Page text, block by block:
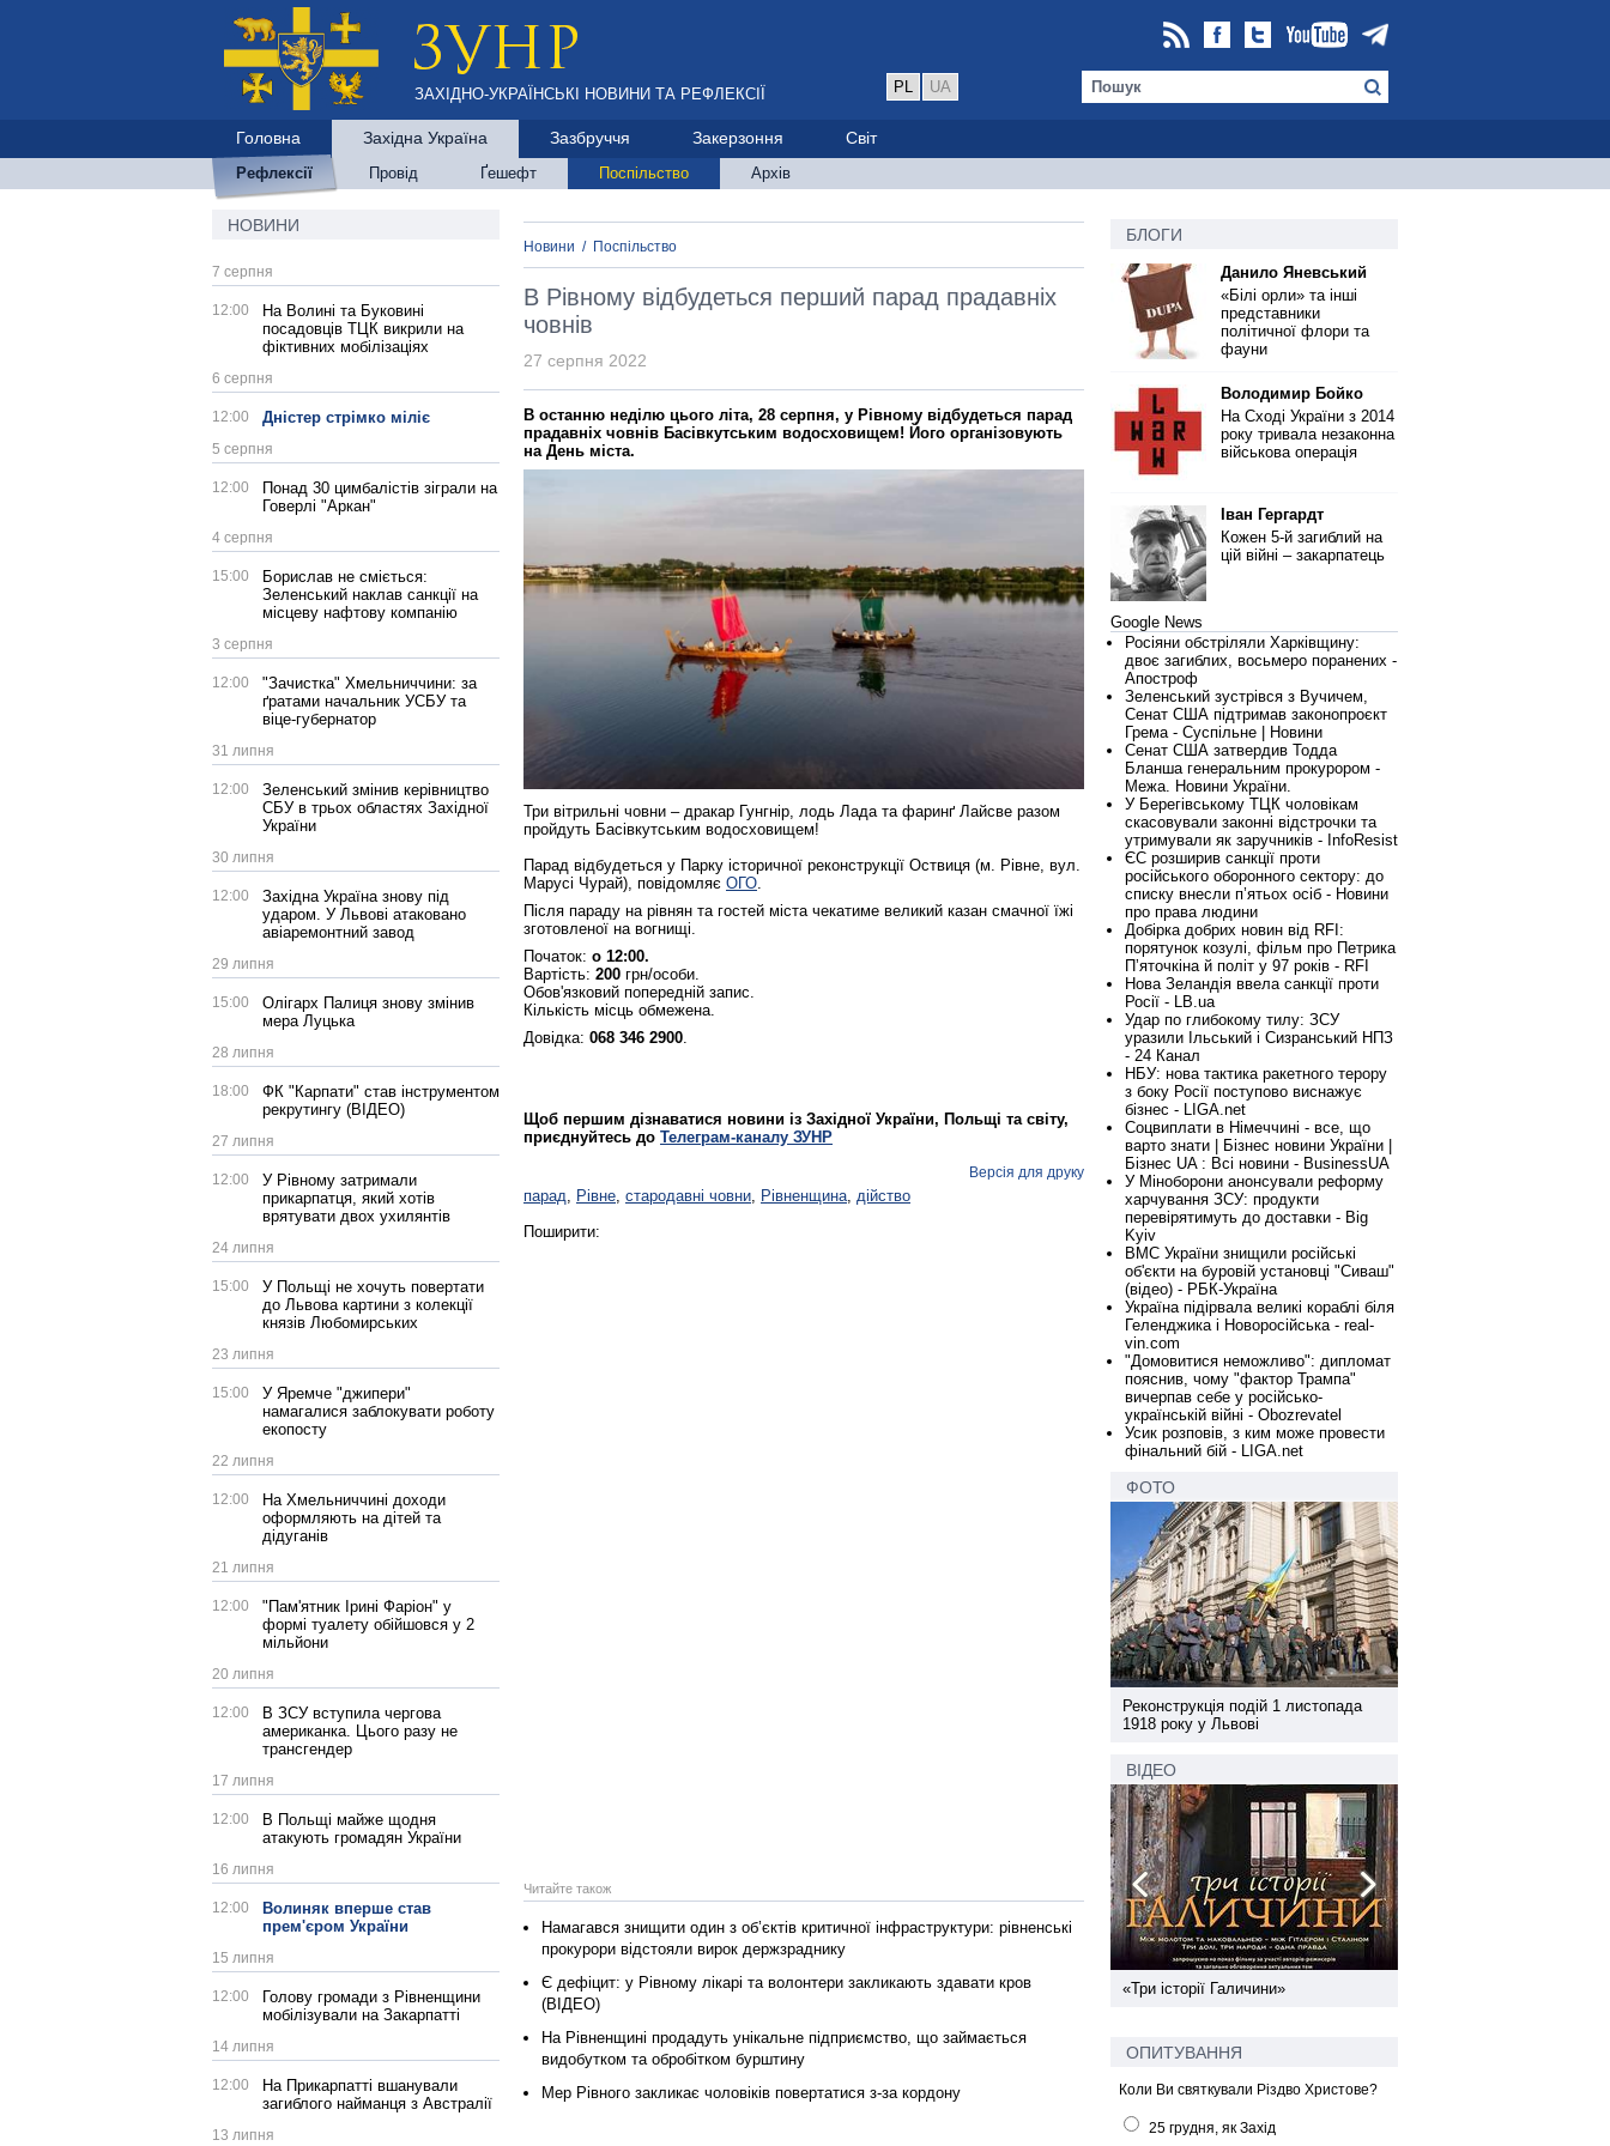
ЗАХІДНО-УКРАЇНСЬКІ НОВИНИ ТА РЕФЛЕКСІЇ PL UA
Головна Західна Україна Зазбруччя Закерзоння Світ
Рефлексії Провід Ґешефт Поспільство Архів
НОВИНИ
7 серпня
12:00
На Волині та Буковині
посадовців ТЦК викрили на
фіктивних мобілізаціях
6 серпня
12:00 Дністер стрімко міліє
5 серпня
12:00
Понад 30 цимбалістів зіграли на
Говерлі "Аркан"
4 серпня
15:00
Борислав не сміється:
Зеленський наклав санкції на
місцеву нафтову компанію
3 серпня
12:00
"Зачистка" Хмельниччини: за
ґратами начальник УСБУ та
віце-губернатор
31 липня
12:00
Зеленський змінив керівництво
СБУ в трьох областях Західної
України
30 липня
12:00
Західна Україна знову під
ударом. У Львові атаковано
авіаремонтний завод
29 липня
15:00
Олігарх Палиця знову змінив
мера Луцька
28 липня
18:00
ФК "Карпати" став інструментом
рекрутингу (ВІДЕО)
27 липня
12:00
У Рівному затримали
прикарпатця, який хотів
врятувати двох ухилянтів
24 липня
15:00
У Польщі не хочуть повертати
до Львова картини з колекції
князів Любомирських
23 липня
15:00
У Яремче "джипери"
намагалися заблокувати роботу
екопосту
22 липня
12:00
На Хмельниччині доходи
оформляють на дітей та
дідуганів
21 липня
12:00
"Пам'ятник Ірині Фаріон" у
формі туалету обійшовся у 2
мільйони
20 липня
12:00
В ЗСУ вступила чергова
американка. Цього разу не
трансгендер
17 липня
12:00
В Польщі майже щодня
атакують громадян України
16 липня
12:00
Волиняк вперше став
прем'єром України
15 липня
12:00
Голову громади з Рівненщини
мобілізували на Закарпатті
14 липня
12:00
На Прикарпатті вшанували
загиблого найманця з Австралії
13 липня
Новини / Поспільство
В Рівному відбудеться перший парад прадавніх
човнів
27 серпня 2022
В останню неділю цього літа, 28 серпня, у Рівному відбудеться парад
прадавніх човнів Басівкутським водосховищем! Його організовують
на День міста.
Три вітрильні човни – дракар Гунгнір, лодь Лада та фаринґ Лайсве разом
пройдуть Басівкутським водосховищем!
Парад відбудеться у Парку історичної реконструкції Оствиця (м. Рівне, вул.
Марусі Чурай), повідомляє ОГО
Після параду на рівнян та гостей міста чекатиме великий казан смачної їжі
зготовленої на вогнищі.
Початок: о 12:00.
Вартість: 200 грн/особи.
Обов'язковий попередній запис.
Кількість місць обмежена.
Довідка: 068 346 2900
Щоб першим дізнаватися новини із Західної України, Польщі та світу,
приєднуйтесь до Телеграм-каналу ЗУНР
Версія для друку
парад Рівне стародавні човни Рівненщина дійство
Поширити:
Читайте також
Намагався знищити один з об’єктів критичної інфраструктури: рівненські
прокурори відстояли вирок держзраднику
Є дефіцит: у Рівному лікарі та волонтери закликають здавати кров
(ВІДЕО)
На Рівненщині продадуть унікальне підприємство, що займається
видобутком та обробітком бурштину
Мер Рівного закликає чоловіків повертатися з-за кордону
БЛОГИ
Данило Яневський
«Білі орли» та інші
представники
політичної флори та
фауни
Володимир Бойко
На Сході України з 2014
року тривала незаконна
військова операція
Іван Гергардт
Кожен 5-й загиблий на
цій війні – закарпатець
Google News
Росіяни обстріляли Харківщину:
двоє загиблих, восьмеро поранених -
Апостроф
Зеленський зустрівся з Вучичем,
Сенат США підтримав законопроєкт
Грема - Суспільне | Новини
Сенат США затвердив Тодда
Бланша генеральним прокурором -
Межа. Новини України.
У Берегівському ТЦК чоловікам
скасовували законні відстрочки та
утримували як заручників - InfoResist
ЄС розширив санкції проти
російського оборонного сектору: до
списку внесли п’ятьох осіб - Новини
про права людини
Добірка добрих новин від RFI:
порятунок козулі, фільм про Петрика
Пʼяточкіна й політ у 97 років - RFI
Нова Зеландія ввела санкції проти
Росії - LB.ua
Удар по глибокому тилу: ЗСУ
уразили Ільський і Сизранський НПЗ
- 24 Канал
НБУ: нова тактика ракетного терору
з боку Росії поступово виснажує
бізнес - LIGA.net
Соцвиплати в Німеччині - все, що
варто знати | Бізнес новини України |
Бізнес UA : Всі новини - BusinessUA
У Міноборони анонсували реформу
харчування ЗСУ: продукти
перевірятимуть до доставки - Big
Kyiv
ВМС України знищили російські
об'єкти на буровій установці "Сиваш"
(відео) - РБК-Україна
Україна підірвала великі кораблі біля
Геленджика і Новоросійська - real-
vin.com
"Домовитися неможливо": дипломат
пояснив, чому "фактор Трампа"
вичерпав себе у російсько-
українській війні - Obozrevatel
Усик розповів, з ким може провести
фінальний бій - LIGA.net
ФОТО
Реконструкція подій 1 листопада
1918 року у Львові
ВІДЕО
Спільний інформпростір Західної
«Три історії Галичини»
ОПИТУВАННЯ
Коли Ви святкували Різдво Христове?
25 грудня, як Захід